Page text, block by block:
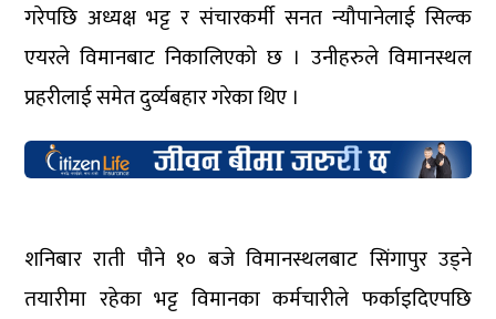
गरेपछि अध्यक्ष भट्ट र संचारकर्मी सनत न्यौपानेलाई सिल्क
एयरले विमानबाट निकालिएको छ । उनीहरुले विमानस्थल
प्रहरीलाई समेत दुर्व्यबहार गरेका थिए ।
शनिबार राती पौने १० बजे विमानस्थलबाट सिंगापुर उड्ने
तयारीमा रहेका भट्ट विमानका कर्मचारीले फर्काइदिएपछि